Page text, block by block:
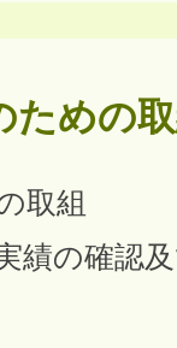
ための
取組
績の確認